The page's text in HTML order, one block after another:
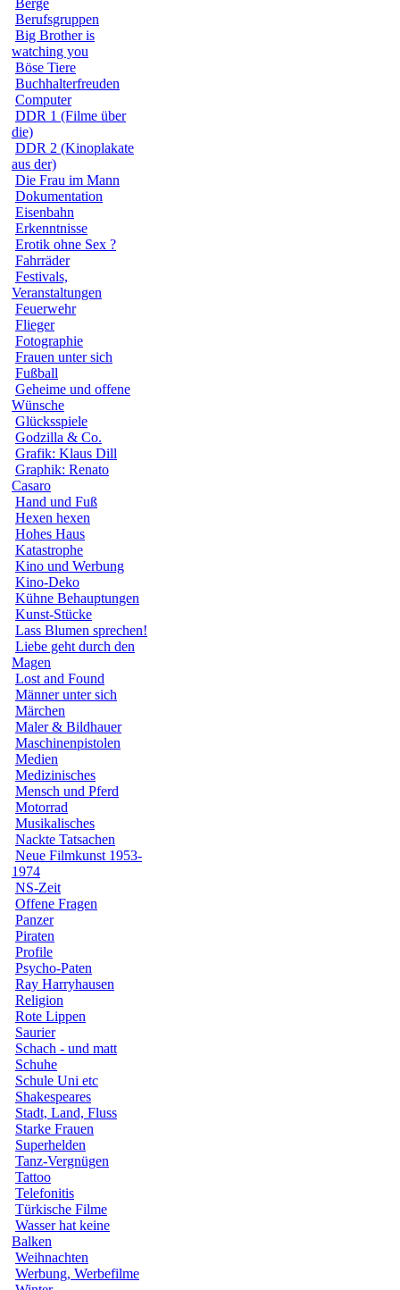
Berge
Berufsgruppen
Big Brother is
watching you
Böse Tiere
Buchhalterfreuden
Computer
DDR 1 (Filme über
die)
DDR 2 (Kinoplakate
aus der)
Die Frau im Mann
Dokumentation
Eisenbahn
Erkenntnisse
Erotik ohne Sex ?
Fahrräder
Festivals,
Veranstaltungen
Feuerwehr
Flieger
Fotographie
Frauen unter sich
Fußball
Geheime und offene
Wünsche
Glücksspiele
Godzilla & Co.
Grafik: Klaus Dill
Graphik: Renato
Casaro
Hand und Fuß
Hexen hexen
Hohes Haus
Katastrophe
Kino und Werbung
Kino-Deko
Kühne Behauptungen
Kunst-Stücke
Lass Blumen sprechen!
Liebe geht durch den
Magen
Lost and Found
Männer unter sich
Märchen
Maler & Bildhauer
Maschinenpistolen
Medien
Medizinisches
Mensch und Pferd
Motorrad
Musikalisches
Nackte Tatsachen
Neue Filmkunst 1953-
1974
NS-Zeit
Offene Fragen
Panzer
Piraten
Profile
Psycho-Paten
Ray Harryhausen
Religion
Rote Lippen
Saurier
Schach - und matt
Schuhe
Schule Uni etc
Shakespeares
Stadt, Land, Fluss
Starke Frauen
Superhelden
Tanz-Vergnügen
Tattoo
Telefonitis
Türkische Filme
Wasser hat keine
Balken
Weihnachten
Werbung, Werbefilme